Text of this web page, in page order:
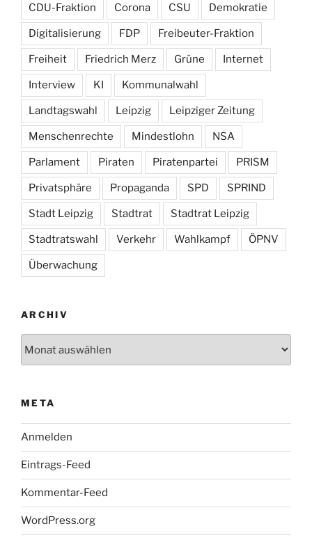
CDU-Fraktion Corona CSU Demokratie
Digitalisierung FDP Freibeuter-Fraktion
Freiheit Friedrich Merz Grüne Internet
Interview KI Kommunalwahl
Landtagswahl Leipzig Leipziger Zeitung
Menschenrechte Mindestlohn NSA
Parlament Piraten Piratenpartei PRISM
Privatsphäre Propaganda SPD SPRIND
Stadt Leipzig Stadtrat Stadtrat Leipzig
Stadtratswahl Verkehr Wahlkampf ÖPNV
Überwachung
ARCHIV
META
Anmelden
Eintrags-Feed
Kommentar-Feed
WordPress.org